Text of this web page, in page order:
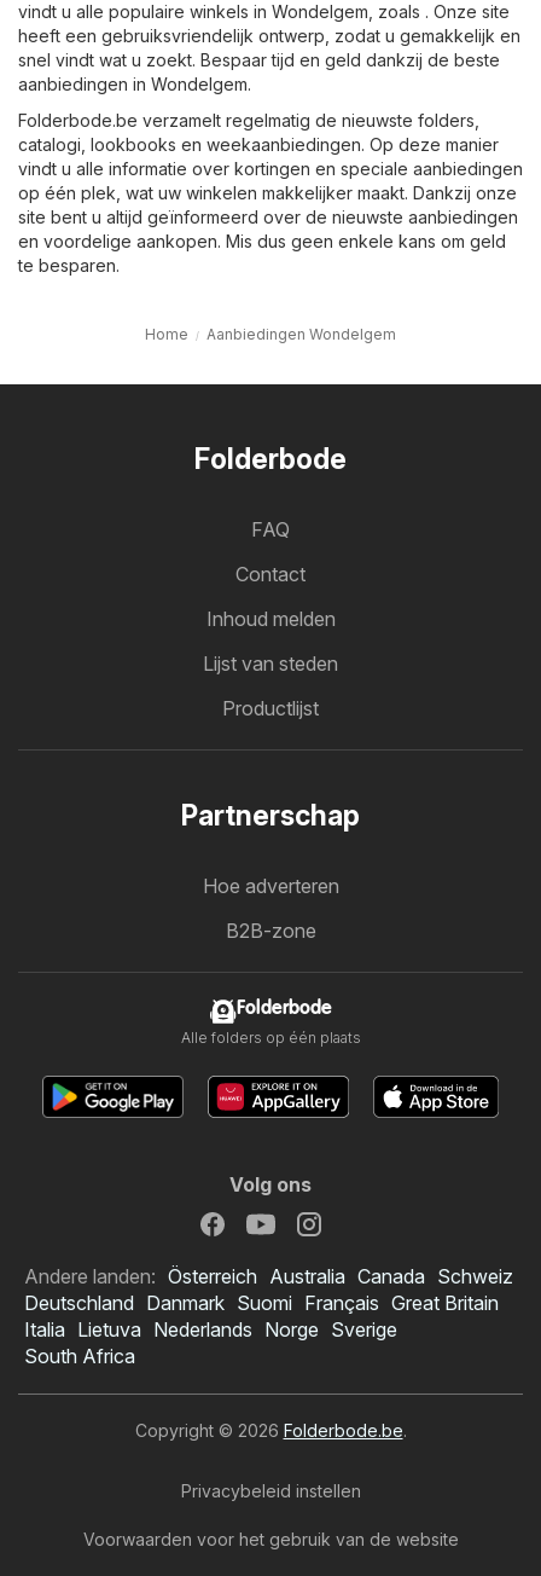
vindt u alle populaire winkels in Wondelgem, zoals . Onze site
heeft een gebruiksvriendelijk ontwerp, zodat u gemakkelijk en
snel vindt wat u zoekt. Bespaar tijd en geld dankzij de beste
aanbiedingen in Wondelgem.
Folderbode.be verzamelt regelmatig de nieuwste folders,
catalogi, lookbooks en weekaanbiedingen. Op deze manier
vindt u alle informatie over kortingen en speciale aanbiedingen
op één plek, wat uw winkelen makkelijker maakt. Dankzij onze
site bent u altijd geïnformeerd over de nieuwste aanbiedingen
en voordelige aankopen. Mis dus geen enkele kans om geld
te besparen.
Home Aanbiedingen Wondelgem
Folderbode
FAQ
Contact
Inhoud melden
Lijst van steden
Productlijst
Partnerschap
Hoe adverteren
B2B-zone
Folderbode
Alle folders op één plaats
Volg ons
Andere landen: Österreich Australia Canada Schweiz
Deutschland Danmark Suomi Français Great Britain
Italia Lietuva Nederlands Norge Sverige
South Africa
Copyright © 2026 Folderbode.be.
Privacybeleid instellen
Voorwaarden voor het gebruik van de website